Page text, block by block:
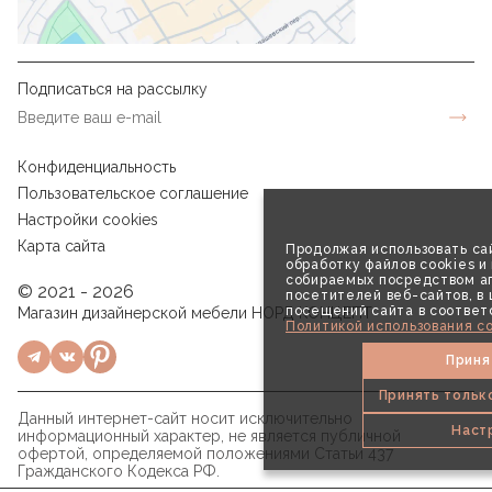
Продолжая использовать
обработку файлов cookies и
собираемых посредством
посетителей веб-сайтов, в
посещений сайта в
Политикой использования
Принять
Подписаться на рассылку
Конфиденциальность
Пользовательское соглашение
Настройки cookies
Карта сайта
© 2021 - 2026
Магазин дизайнерской мебели НОРД КОНЦЕПТ
Данный интернет-сайт носит исключительно
информационный характер, не является публичной
офертой, определяемой положениями Статьи 437
Гражданского Кодекса РФ.